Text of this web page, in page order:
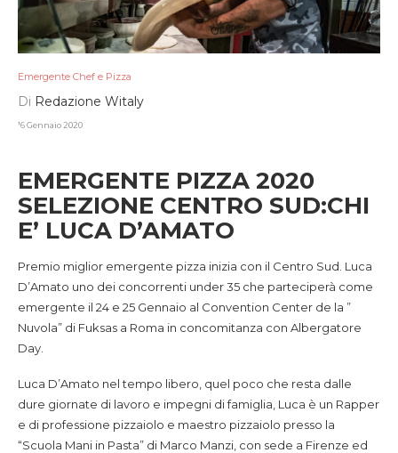
Emergente Chef e Pizza
Di Redazione Witaly
16 Gennaio 2020
EMERGENTE PIZZA 2020
SELEZIONE CENTRO SUD:CHI
E’ LUCA D’AMATO
Premio miglior emergente pizza inizia con il Centro Sud. Luca
D’Amato uno dei concorrenti under 35 che parteciperà come
emergente il 24 e 25 Gennaio al Convention Center de la ”
Nuvola” di Fuksas a Roma in concomitanza con Albergatore
Day.
Luca D’Amato nel tempo libero, quel poco che resta dalle
dure giornate di lavoro e impegni di famiglia, Luca è un Rapper
e di professione pizzaiolo e maestro pizzaiolo presso la
“Scuola Mani in Pasta” di Marco Manzi, con sede a Firenze ed